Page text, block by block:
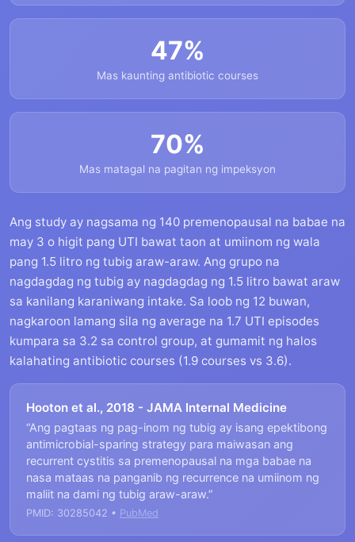
47%
Mas kaunting antibiotic courses
70%
Mas matagal na pagitan ng impeksyon
Ang study ay nagsama ng 140 premenopausal na babae na
may 3 o higit pang UTI bawat taon at umiinom ng wala
pang 1.5 litro ng tubig araw-araw. Ang grupo na
nagdagdag ng tubig ay nagdagdag ng 1.5 litro bawat araw
sa kanilang karaniwang intake. Sa loob ng 12 buwan,
nagkaroon lamang sila ng average na 1.7 UTI episodes
kumpara sa 3.2 sa control group, at gumamit ng halos
kalahating antibiotic courses (1.9 courses vs 3.6).
Hooton et al., 2018 - JAMA Internal Medicine
“Ang pagtaas ng pag-inom ng tubig ay isang epektibong
antimicrobial-sparing strategy para maiwasan ang
recurrent cystitis sa premenopausal na mga babae na
nasa mataas na panganib ng recurrence na umiinom ng
maliit na dami ng tubig araw-araw.”
PMID: 30285042 • PubMed